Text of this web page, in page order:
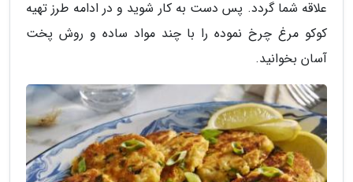
علاقه شما گردد. پس دست به کار شوید و در ادامه طرز تهیه
کوکو مرغ چرخ نموده را با چند مواد ساده و روش پخت
آسان بخوانید.